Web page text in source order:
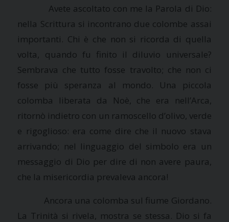
Avete ascoltato con me la Parola di Dio:
nella Scrittura si incontrano due colombe assai
importanti. Chi è che non si ricorda di quella
volta, quando fu finito il diluvio universale?
Sembrava che tutto fosse travolto; che non ci
fosse più speranza al mondo. Una piccola
colomba liberata da Noè, che era nell’Arca,
ritornò indietro con un ramoscello d’olivo, verde
e rigoglioso: era come dire che il nuovo stava
arrivando; nel linguaggio del simbolo era un
messaggio di Dio per dire di non avere paura,
che la misericordia prevaleva ancora!
Ancora una colomba sul fiume Giordano.
La Trinità si rivela, mostra se stessa. Dio si fa